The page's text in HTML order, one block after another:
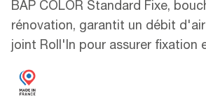
BAP COLOR Standard Fixe,
rénovation, garantit un débit
joint Roll'In pour assurer fixation